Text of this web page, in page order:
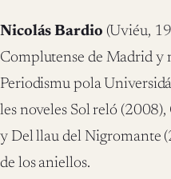
Nicolás Bardio (Uviéu,
Complutense de Madrid y
Periodismu pola
les noveles Sol reló
y Del llau del Nigromante
de los aniellos.